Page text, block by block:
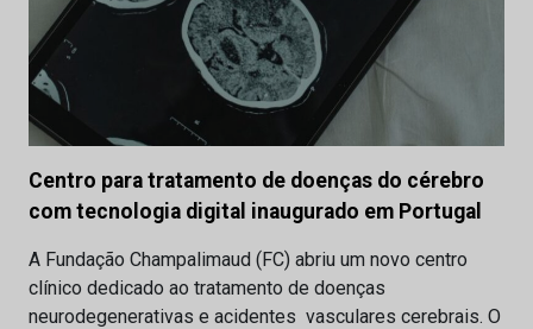
Centro para tratamento de doenças do cérebro
com tecnologia digital inaugurado em Portugal
A Fundação Champalimaud (FC) abriu um novo centro
clínico dedicado ao tratamento de doenças
neurodegenerativas e acidentes vasculares cerebrais. O